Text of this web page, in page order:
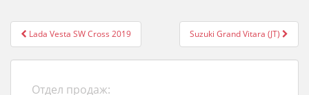
Post
navigation
Lada Vesta SW Cross 2019 Suzuki Grand Vitara (JT)
Отдел продаж: